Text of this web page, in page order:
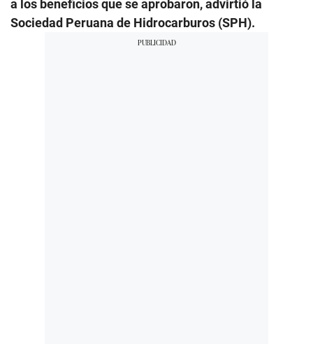
a los beneficios que se aprobaron, advirtió la
Sociedad Peruana de Hidrocarburos (SPH).